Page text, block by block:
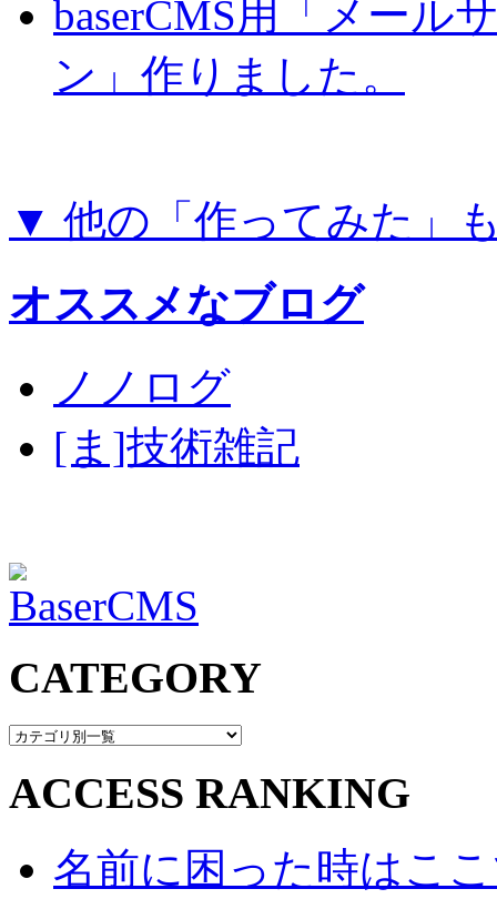
baserCMS用「メール
ン」作りました。
▼ 他の「作ってみた」
オススメなブログ
ノノログ
[ま]技術雑記
CATEGORY
ACCESS RANKING
名前に困った時はここ